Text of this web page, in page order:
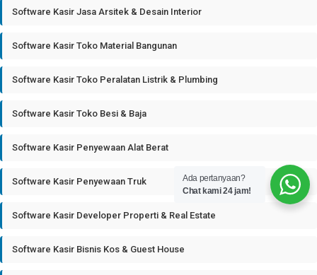
Software Kasir Jasa Arsitek & Desain Interior
Software Kasir Toko Material Bangunan
Software Kasir Toko Peralatan Listrik & Plumbing
Software Kasir Toko Besi & Baja
Software Kasir Penyewaan Alat Berat
Software Kasir Penyewaan Truk
Software Kasir Developer Properti & Real Estate
Software Kasir Bisnis Kos & Guest House
Ada pertanyaan?
Chat kami 24 jam!